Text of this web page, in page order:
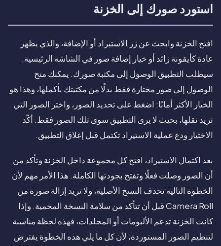
استورد صورك إلى الخزنة
افتح الخزنة وابحث عن زر الاستيراد أو الإضافة، والذي يظهر
عادة كأيقونة زائد أو خيار إضافة صور في الشاشة الرئيسية.
سيطلب التطبيق الوصول إلى مكتبة صورك. يمكنك منح
الوصول إلى صور مختارة فقط بدلًا من مكتبتك بأكملها، وهذا هو
الخيار الأكثر أمانًا: اضغط على تحديد الصور، واختر الصور التي
تريد نقلها، بحيث لا يرى التطبيق سوى تلك الصور فقط. أكّد
الاختيار ودع عملية الاستيراد تكتمل قبل إغلاق التطبيق.
بعد اكتمال الاستيراد، افتح كل مجموعة داخل الخزنة وتأكد من
أن الصور وصلت فعلًا وتفتح بجودتها الكاملة. هذا الأمر مهم لأن
الخطوة التالية تحذف النسخ الأصلية، ولا تريد إزالة صورة من
Camera Roll قبل أن تتأكد من سلامة النسخة المحمية. وإذا
كانت الخزنة تدعم الألبومات أو المجلدات، فهذه لحظة مناسبة
لتنظيم الصور المستوردة، لأن كل ما يلي هذه الخطوة يفترض